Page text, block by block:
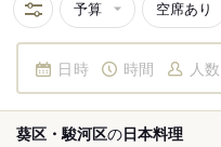
予算 空席あり
日時 時間 人数
葵区・駿河区の日本料理